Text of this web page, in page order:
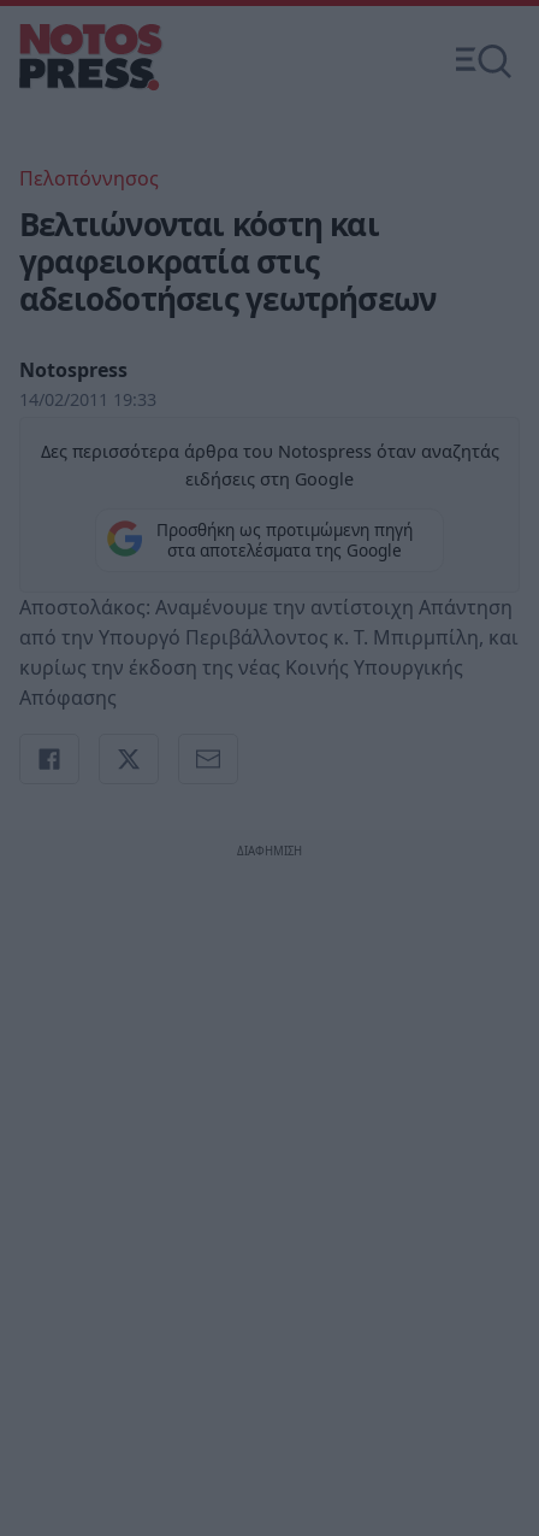
Πελοπόννησος
Βελτιώνονται κόστη και
γραφειοκρατία στις
αδειοδοτήσεις γεωτρήσεων
Notospress
14/02/2011 19:33
Δες περισσότερα άρθρα του Notospress όταν αναζητάς
ειδήσεις στη Google
Προσθήκη ως προτιμώμενη πηγή
στα αποτελέσματα της Google
Αποστολάκος: Αναμένουμε την αντίστοιχη Απάντηση
από την Υπουργό Περιβάλλοντος κ. Τ. Μπιρμπίλη, και
κυρίως την έκδοση της νέας Κοινής Υπουργικής
Απόφασης